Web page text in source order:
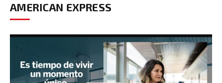
AMERICAN EXPRESS